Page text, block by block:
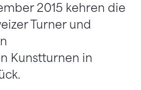
2015 kehren die
Turner und
Kunstturnen in